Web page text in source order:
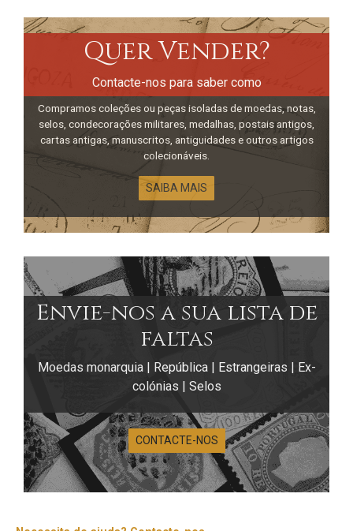
Quer Vender?
Contacte-nos para saber como
Compramos coleções ou peças isoladas de moedas, notas,
selos, condecorações militares, medalhas, postais antigos,
cartas antigas, manuscritos, antiguidades e outros artigos
colecionáveis.
SAIBA MAIS
Envie-nos a sua lista de
faltas
Moedas monarquia | República | Estrangeiras | Ex-
colónias | Selos
CONTACTE-NOS